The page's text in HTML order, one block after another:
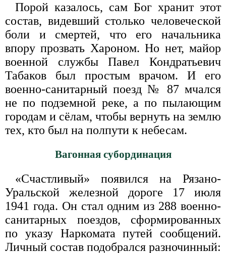
Порой казалось, сам Бог хранит этот
состав, видевший столько человеческой
боли и смертей, что его начальника
впору прозвать Хароном. Но нет, майор
военной службы Павел Кондратьевич
Табаков был простым врачом. И его
военно-санитарный поезд № 87 мчался
не по подземной реке, а по пылающим
городам и сёлам, чтобы вернуть на землю
тех, кто был на полпути к небесам.
Вагонная субординация
«Счастливый» появился на Рязано-
Уральской железной дороге 17 июля
1941 года. Он стал одним из 288 военно-
санитарных поездов, сформированных
по указу Наркомата путей сообщений.
Личный состав подобрался разночинный: